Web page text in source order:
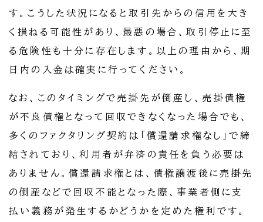
す。こうした状況になると取引先からの信用を大き
く損ねる可能性があり、最悪の場合、取引停止に至
る危険性も十分に存在します。以上の理由から、期
日内の入金は確実に行ってください。
なお、このタイミングで売掛先が倒産し、売掛債権
が不良債権となって回収できなくなった場合でも、
多くのファクタリング契約は「償還請求権なし」で締
結されており、利用者が弁済の責任を負う必要は
ありません。償還請求権とは、債権譲渡後に売掛先
の倒産などで回収不能となった際、事業者側に支
払い義務が発生するかどうかを定めた権利です。